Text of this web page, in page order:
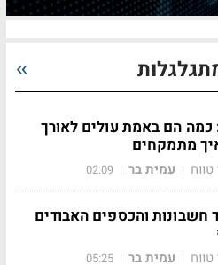
כמה הם באמת עולים לאורך
| עמית בר |
02:09
חשבונות והכספים האבודים
| עמית בר |
05:25